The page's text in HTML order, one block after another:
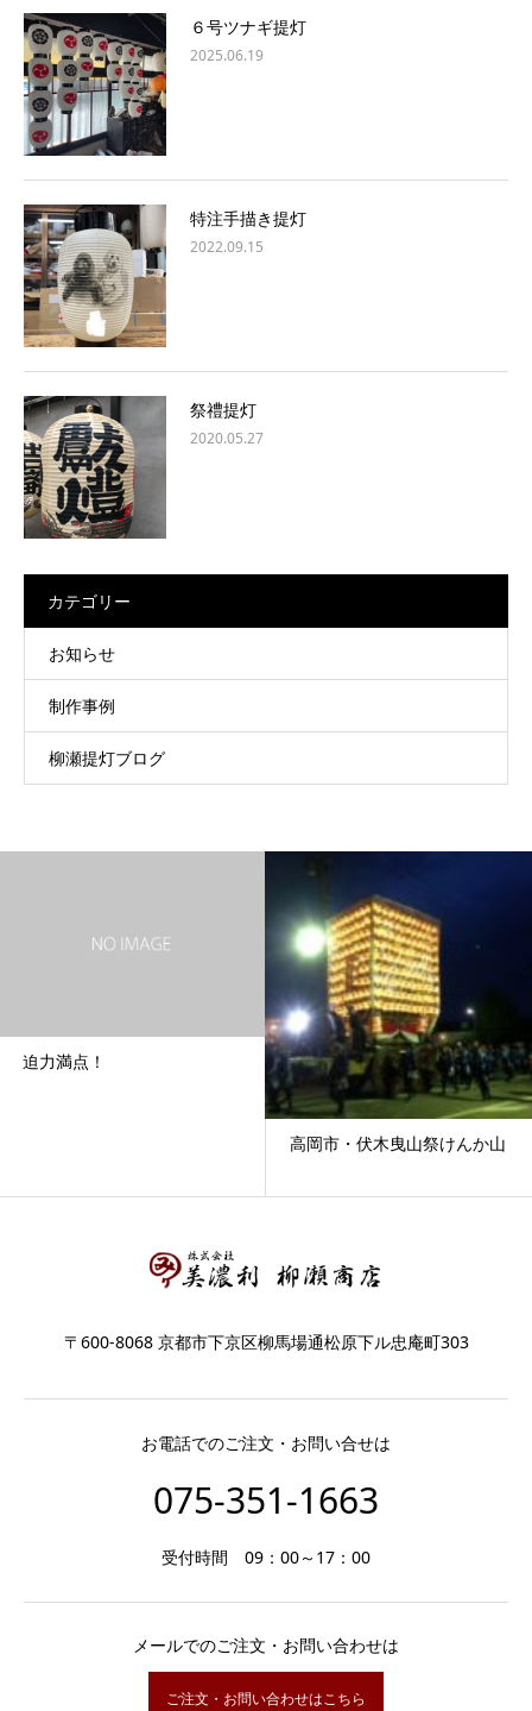
６号ツナギ提灯
2025.06.19
特注手描き提灯
2022.09.15
祭禮提灯
2020.05.27
カテゴリー
お知らせ
制作事例
柳瀬提灯ブログ
迫力満点！
高岡市・伏木曳山祭けんか山
〒600-8068 京都市下京区柳馬場通松原下ル忠庵町303
お電話でのご注文・お問い合せは
075-351-1663
受付時間 09：00～17：00
メールでのご注文・お問い合わせは
ご注文・お問い合わせはこちら